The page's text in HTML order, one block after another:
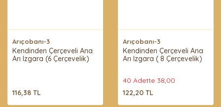
Arıçobanı-3
Kendinden Çerçeveli Ana
Arı Izgara (6 Çerçevelik)
116,38 TL
Arıçobanı-3
Kendinden Çerçeveli Ana
Arı Izgara ( 8 Çerçevelik)
40 Adette 38,00
122,20 TL